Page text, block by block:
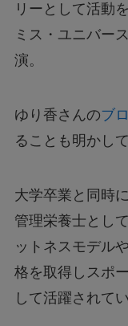
リーとして活動
ミス・ユニバー
演。
ゆり香さんのブ
ることも明かし
大学卒業と同時
管理栄養士とし
ットネスモデル
格を取得しスポ
して活躍されて